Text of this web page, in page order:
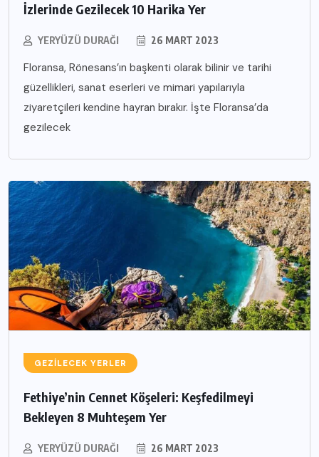
İzlerinde Gezilecek 10 Harika Yer
YERYÜZÜ DURAĞI 26 MART 2023
Floransa, Rönesans’ın başkenti olarak bilinir ve tarihi
güzellikleri, sanat eserleri ve mimari yapılarıyla
ziyaretçileri kendine hayran bırakır. İşte Floransa’da
gezilecek
GEZILECEK YERLER
Fethiye’nin Cennet Köşeleri: Keşfedilmeyi
Bekleyen 8 Muhteşem Yer
YERYÜZÜ DURAĞI 26 MART 2023